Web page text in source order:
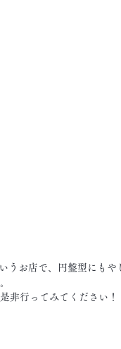
うお店で、円盤型にも
非行ってみてください！